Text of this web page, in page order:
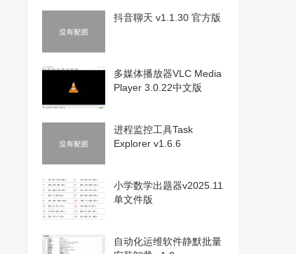
抖音聊天 v1.1.30 官方版
多媒体播放器VLC Media
Player 3.0.22中文版
进程监控工具Task
Explorer v1.6.6
小学数学出题器v2025.11
单文件版
自动化运维软件静默批量